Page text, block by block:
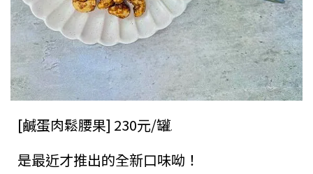
[鹹蛋肉鬆腰果] 230元/罐.
是最近才推出的全新口味呦！